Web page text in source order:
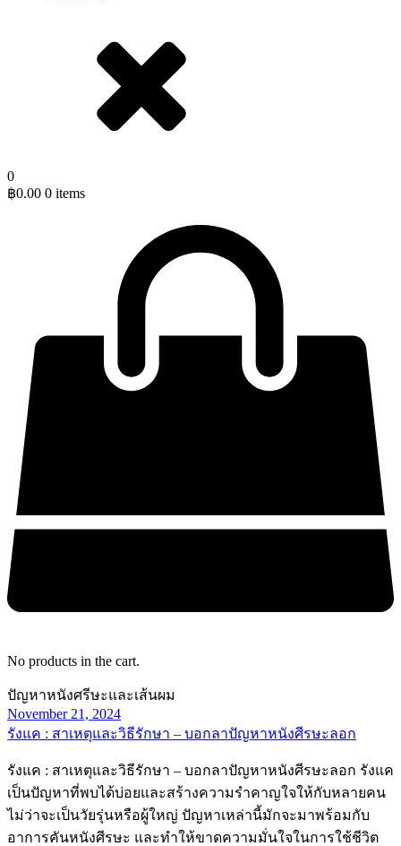
0
฿0.00 0 items
No products in the cart.
ปัญหาหนังศรีษะและเส้นผม
November 21, 2024
รังแค : สาเหตุและวิธีรักษา – บอกลาปัญหาหนังศีรษะลอก
รังแค : สาเหตุและวิธีรักษา – บอกลาปัญหาหนังศีรษะลอก รังแค
เป็นปัญหาที่พบได้บ่อยและสร้างความรำคาญใจให้กับหลายคน
ไม่ว่าจะเป็นวัยรุ่นหรือผู้ใหญ่ ปัญหาเหล่านี้มักจะมาพร้อมกับ
อาการคันหนังศีรษะ และทำให้ขาดความมั่นใจในการใช้ชีวิต